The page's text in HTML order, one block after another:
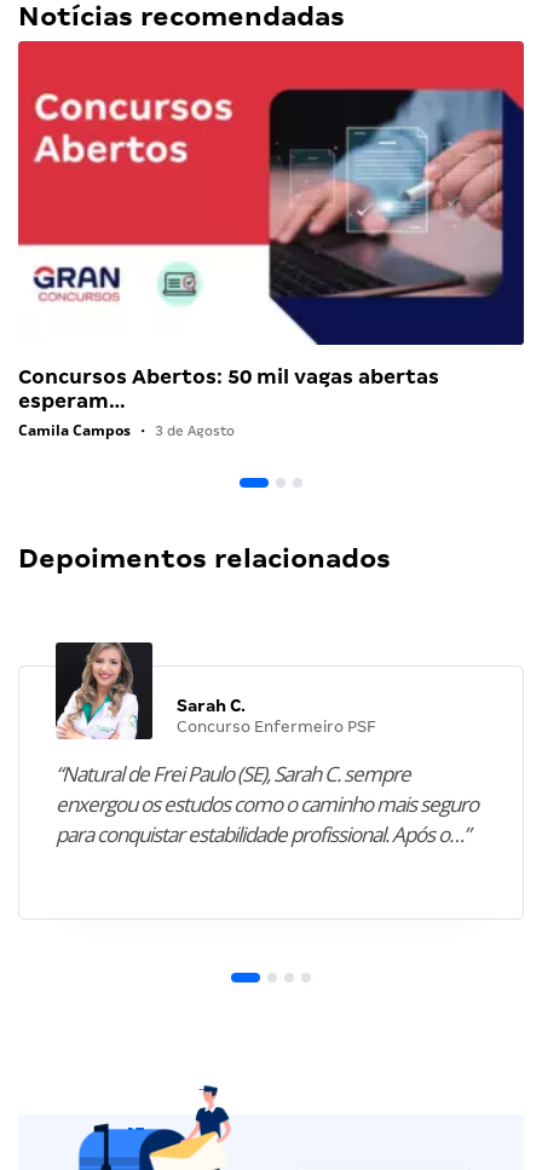
Notícias recomendadas
Concursos Abertos: 50 mil vagas abertas
esperam…
Camila Campos • 3 de Agosto
Depoimentos relacionados
Sarah C.
Concurso Enfermeiro PSF
“Natural de Frei Paulo (SE), Sarah C. sempre
enxergou os estudos como o caminho mais seguro
para conquistar estabilidade profissional. Após o…”